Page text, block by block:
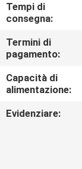
NOTIZIA
ON
Tempi di
consegna:
Termini di
pagamento:
Capacità di
alimentazione:
Evidenziare: